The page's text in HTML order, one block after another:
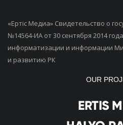
«Ертiс Медиа» Свидетельство о
№14564-ИА от 30 сентября 2014
информатизации и информации
и развитию РК
OUR